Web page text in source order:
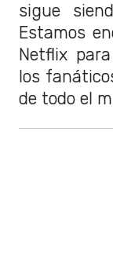
sigue
Estamos
Netflix
los
de todo el